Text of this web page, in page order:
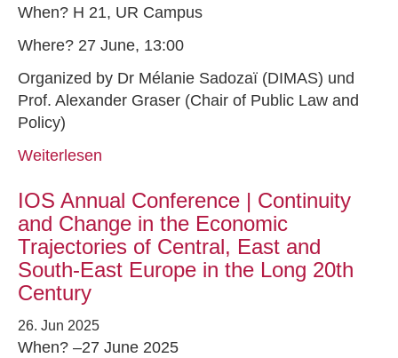
When? H 21, UR Campus
Where? 27 June, 13:00
Organized by Dr Mélanie Sadozaï (DIMAS) und
Prof. Alexander Graser (Chair of Public Law and
Policy)
Weiterlesen
IOS Annual Conference | Continuity
and Change in the Economic
Trajectories of Central, East and
South-East Europe in the Long 20th
Century
26. Jun 2025
When? –27 June 2025